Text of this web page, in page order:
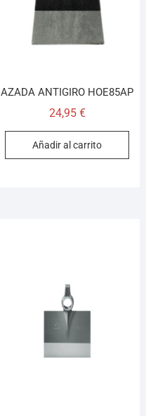
AZADA ANTIGIRO HOE85AP
24,95 €
Añadir al carrito